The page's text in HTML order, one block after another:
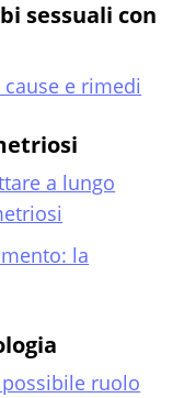
sessuali con
e rimedi
a lungo
la
ruolo